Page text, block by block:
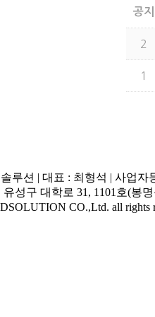
공지
2
1
루션 | 대표 : 최형석 | 사업자
성구 대학로 31, 1101호(봉
CO.,Ltd. all rights